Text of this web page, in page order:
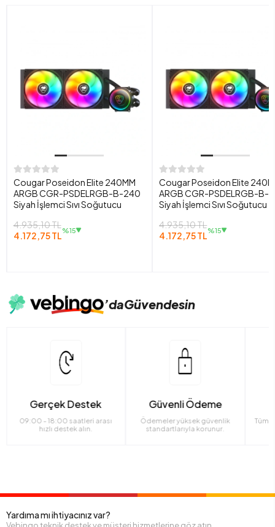
Cougar Poseidon Elite 240MM
ARGB CGR-PSDELRGB-B-240
Siyah İşlemci Sıvı Soğutucu
4.935,10 TL
4.172,75 TL%15
Cougar Poseidon Elite
ARGB CGR-PSDELRGB-B-
Siyah İşlemci Sıvı Soğutucu
4.935,10 TL
4.172,75 TL%15
’daGüvendesin
Gerçek Destek
09:00 - 18:00 saatleri arası
hızlı destek alın.
Güvenli Ödeme
Ödemeler yüksek güvenlik
standartlarıyla korunur.
Tüm
Yardıma mı ihtiyacınız var?